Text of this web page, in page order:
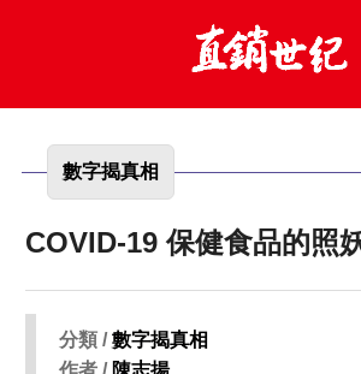
數字揭真相
COVID-19 保健食品的
分類 /數字揭真相
作者 / 陳志揚